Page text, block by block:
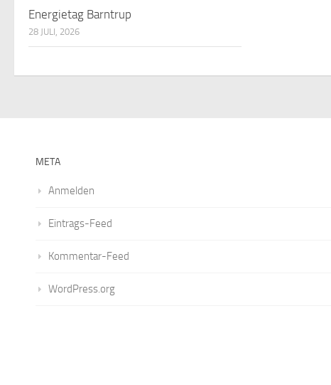
Energietag Barntrup
28 JULI, 2026
META
Anmelden
Eintrags-Feed
Kommentar-Feed
WordPress.org